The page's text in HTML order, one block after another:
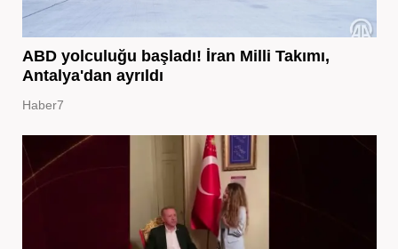
ABD yolculuğu başladı! İran Milli Takımı,
Antalya'dan ayrıldı
Haber7